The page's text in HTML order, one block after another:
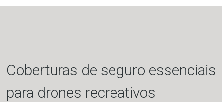
Coberturas de seguro essenciais
para drones recreativos